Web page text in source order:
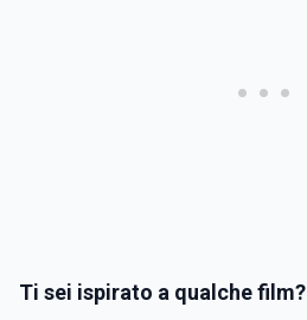
Ti sei ispirato a qualche film?